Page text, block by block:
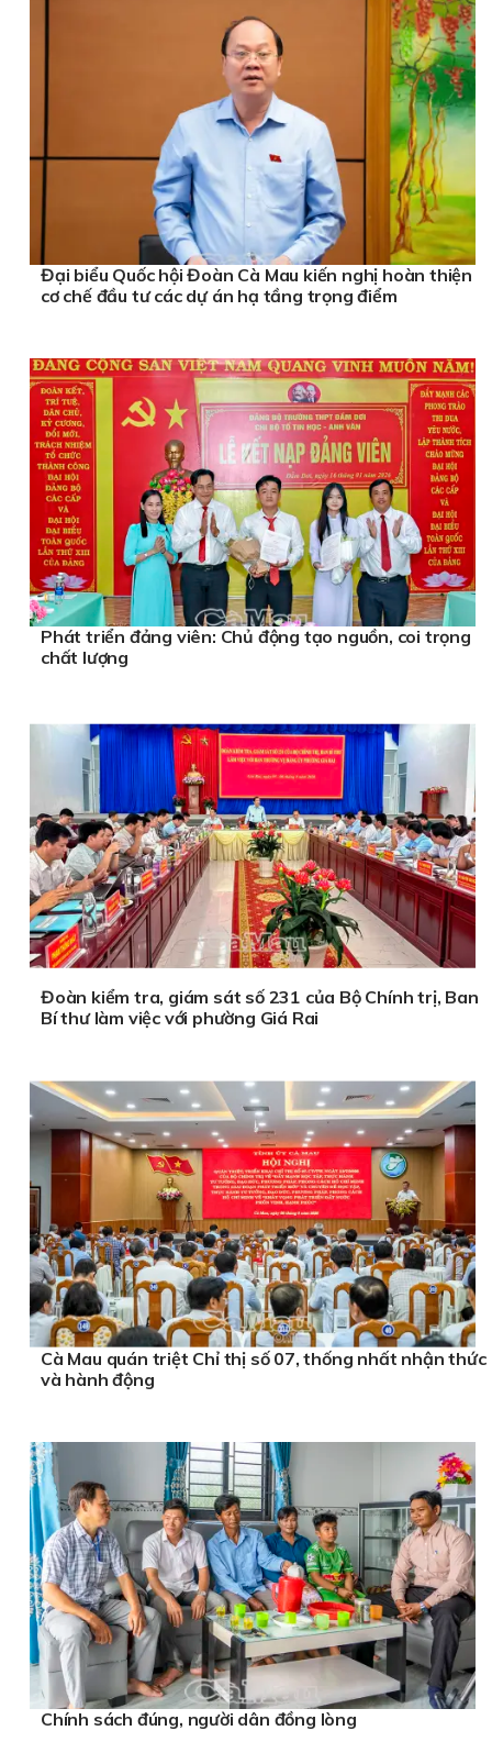
Đại biểu Quốc hội Đoàn Cà Mau kiến nghị hoàn thiện
cơ chế đầu tư các dự án hạ tầng trọng điểm
Phát triển đảng viên: Chủ động tạo nguồn, coi trọng
chất lượng
Đoàn kiểm tra, giám sát số 231 của Bộ Chính trị, Ban
Bí thư làm việc với phường Giá Rai
Cà Mau quán triệt Chỉ thị số 07, thống nhất nhận thức
và hành động
Chính sách đúng, người dân đồng lòng